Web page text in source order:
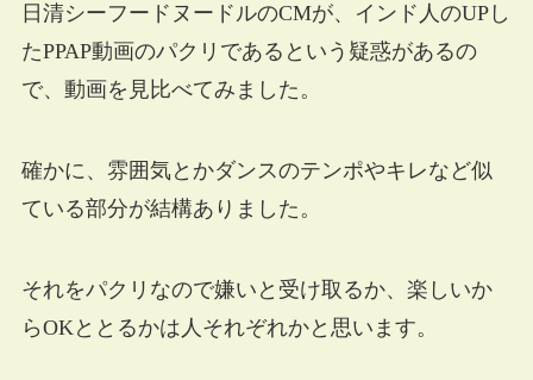
日清シーフードヌードルのCMが、インド人のUPし
たPPAP動画のパクリであるという疑惑があるの
で、動画を見比べてみました。
確かに、雰囲気とかダンスのテンポやキレなど似
ている部分が結構ありました。
それをパクリなので嫌いと受け取るか、楽しいか
らOKととるかは人それぞれかと思います。